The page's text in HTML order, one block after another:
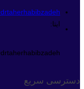
drtaherhabibzadeh@
ایتا:
drtaherhabibzadeh@
دسترسی سریع